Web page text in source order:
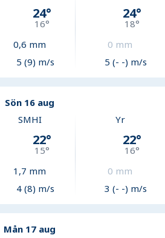
24°
16°
0,6 mm
5 (9) m/s
24°
18°
0 mm
5 (- -) m/s
Sön 16 aug
SMHI
22°
15°
1,7 mm
4 (8) m/s
Yr
22°
16°
0 mm
3 (- -) m/s
Mån 17 aug